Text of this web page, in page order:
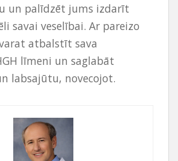
un palīdzēt jums izdarīt
savai veselībai. Ar pareizo
atbalstīt sava
līmeni un saglabāt
labsajūtu, novecojot.